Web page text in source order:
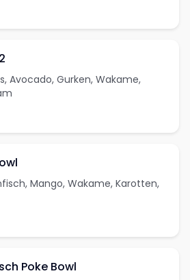
Avocado, Gurken, Wakame,
Mango, Wakame, Karotten,
Poke Bowl